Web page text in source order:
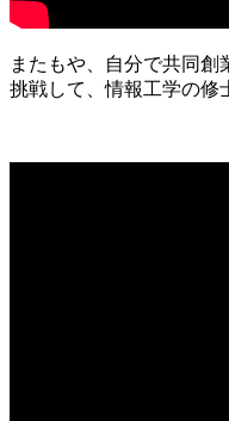
またもや、自分で共同創
挑戦して、情報工学の修